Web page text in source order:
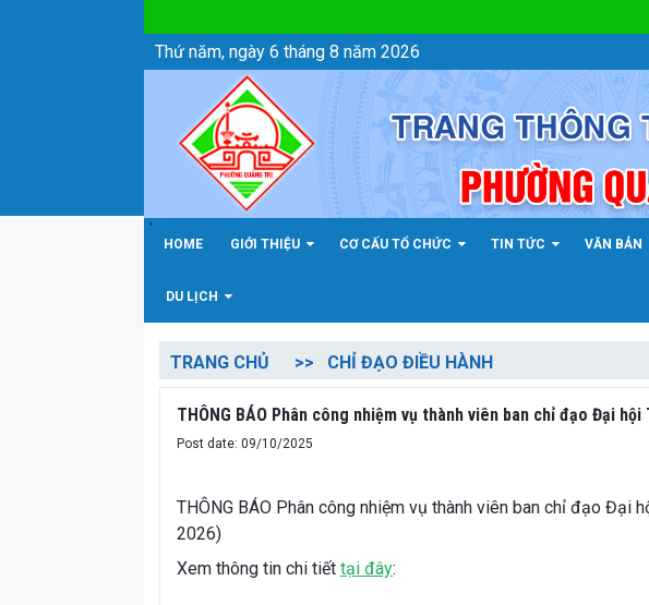
Thứ năm, ngày 6 tháng 8 năm 2026
'
HOME GIỚI THIỆU CƠ CẤU TỔ CHỨC TIN TỨC VĂN BẢN
DU LỊCH
TRANG CHỦ CHỈ ĐẠO ĐIỀU HÀNH
THÔNG BÁO Phân công nhiệm vụ thành viên ban chỉ đạo Đại
Post date: 09/10/2025
THÔNG BÁO Phân công nhiệm vụ thành viên ban chỉ đạo Đại
2026)
Xem thông tin chi tiết tại đây: